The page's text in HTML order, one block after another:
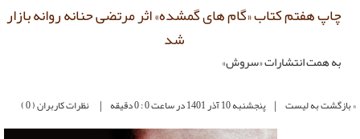
به همت انتشارات «سروش»
چاپ هفتم کتاب «گام های گمشده» اثر مرتضی حنانه روانه بازار
شد
« بازگشت به لیست | پنجشنبه 10 آذر 1401 در ساعت 0 : 0 دقیقه | نظرات کاربران ( 0 )